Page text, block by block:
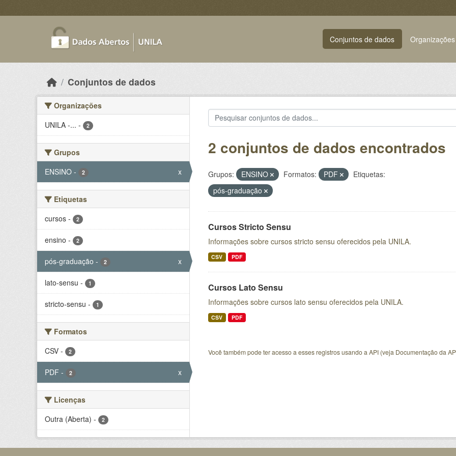
Conjuntos de dados Organizações
Conjuntos de dados
Organizações
UNILA -... - 2
Grupos
ENSINO - 2 x
Etiquetas
cursos - 2
ensino - 2
pós-graduação - 2 x
lato-sensu - 1
stricto-sensu - 1
Formatos
CSV - 2
PDF - 2 x
Licenças
Outra (Aberta) - 2
2 conjuntos de dados encontrados
Grupos: ENSINO Formatos: PDF
Etiquetas:
pós-graduação
Cursos Stricto Sensu
Informações sobre cursos stricto sensu oferecidos pela UNILA.
CSV PDF
Cursos Lato Sensu
Informações sobre cursos lato sensu oferecidos pela UNILA.
CSV PDF
Você também pode ter acesso a esses registros usando a API(veja Documentação da